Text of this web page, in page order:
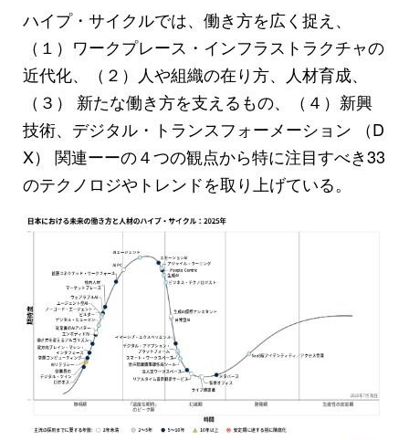
ハイプ・サイクルでは、働き方を広く捉え、
（１）ワークプレース・インフラストラクチャの
近代化、（２）人や組織の在り方、人材育成、
（３） 新たな働き方を支えるもの、（４）新興
技術、デジタル・トランスフォーメーション （D
X） 関連ーーの４つの観点から特に注目すべき33
のテクノロジやトレンドを取り上げている。